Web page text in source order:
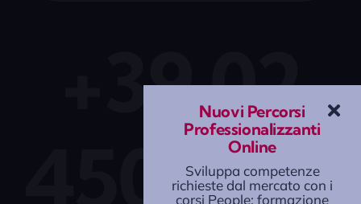
+39 02
Nuovi Percorsi
Professionalizzanti
Online
Sviluppa competenze
richieste dal mercato con i
corsi People: formazione